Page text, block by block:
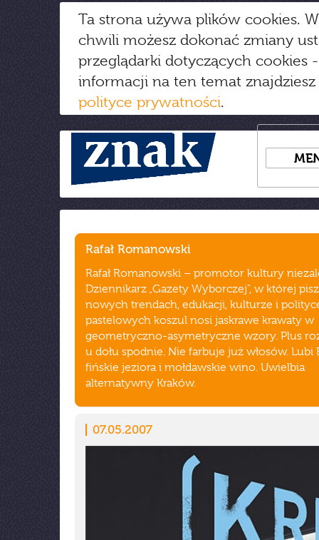
Ta strona używa plików cookies.
chwili możesz dokonać zmiany
przeglądarki dotyczących cookies
informacji na ten temat
polityce prywatności.
Rafał Romanowski
Rafał Romanowski – promotor kultury
Dziennikarz „Gazety Wyborczej”, w której
nowych trendach, edukacji, kulturze i
pastelowych koszul nosi jaskrawe krawaty w
geometryczno-asymetryczne wzory. Plus
u dołu spodnie. Nie farbuje już włosów. Lubi
fińskie jeziora i mołdawskie wino. Uwielbia
alternatywny Kraków.
07.05.2007